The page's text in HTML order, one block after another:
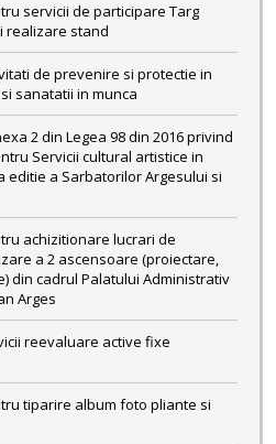
servicii de participare Targ
realizare stand
de prevenire si protectie in
sanatatii in munca
2 din Legea 98 din 2016 privind
Servicii cultural artistice in
editie a Sarbatorilor Argesului si
achizitionare lucrari de
a 2 ascensoare (proiectare,
din cadrul Palatului Administrativ
Arges
reevaluare active fixe
tiparire album foto pliante si